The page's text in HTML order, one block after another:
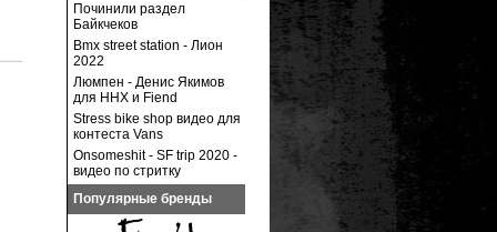
Починили раздел
Байкчеков
Bmx street station - Лион
2022
Люмпен - Денис Якимов
для ННХ и Fiend
Stress bike shop видео для
контеста Vans
Onsomeshit - SF trip 2020 -
видео по стритку
Популярные бренды